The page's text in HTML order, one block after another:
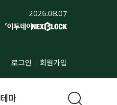
2026.08.07
로그인 회원가입
테마